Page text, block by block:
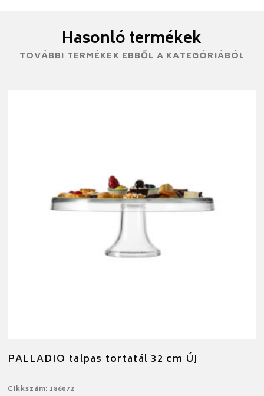
Hasonló termékek
TOVÁBBI TERMÉKEK EBBŐL A KATEGÓRIÁBÓL
PALLADIO talpas tortatál 32 cm ÚJ
Cikkszám: 186072